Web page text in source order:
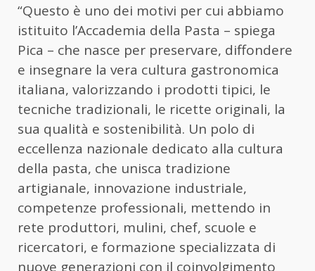
“Questo è uno dei motivi per cui abbiamo
istituito l’Accademia della Pasta – spiega
Pica – che nasce per preservare, diffondere
e insegnare la vera cultura gastronomica
italiana, valorizzando i prodotti tipici, le
tecniche tradizionali, le ricette originali, la
sua qualità e sostenibilità. Un polo di
eccellenza nazionale dedicato alla cultura
della pasta, che unisca tradizione
artigianale, innovazione industriale,
competenze professionali, mettendo in
rete produttori, mulini, chef, scuole e
ricercatori, e formazione specializzata di
nuove generazioni con il coinvolgimento